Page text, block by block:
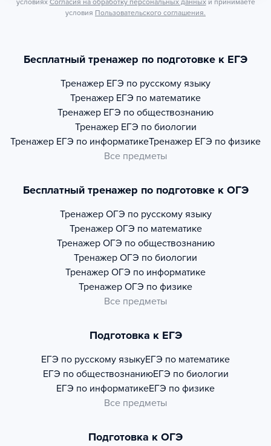
условиях Согласия на обработку персональных данных и принимаете
условия Пользовательского соглашения.
Бесплатный тренажер по подготовке к ЕГЭ
Тренажер ЕГЭ по русскому языку
Тренажер ЕГЭ по математике
Тренажер ЕГЭ по обществознанию
Тренажер ЕГЭ по биологии
Тренажер ЕГЭ по информатикеТренажер ЕГЭ по физике
Все предметы
Бесплатный тренажер по подготовке к ОГЭ
Тренажер ОГЭ по русскому языку
Тренажер ОГЭ по математике
Тренажер ОГЭ по обществознанию
Тренажер ОГЭ по биологии
Тренажер ОГЭ по информатике
Тренажер ОГЭ по физике
Все предметы
Подготовка к ЕГЭ
ЕГЭ по русскому языкуЕГЭ по математике
ЕГЭ по обществознаниюЕГЭ по биологии
ЕГЭ по информатикеЕГЭ по физике
Все предметы
Подготовка к ОГЭ